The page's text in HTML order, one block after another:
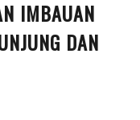
IMBAUAN
DAN